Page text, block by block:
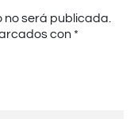
será publicada.
con *